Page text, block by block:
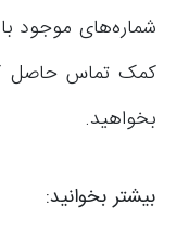
شماره‌های موجود
کمک تماس حاصل
بخواهید.
بیشتر بخوانید: